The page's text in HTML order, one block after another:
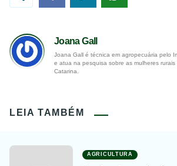
Joana Gall
Joana Gall é técnica em agropecuária pelo
e atua na pesquisa sobre as mulheres
Catarina.
LEIA TAMBÉM
AGRICULTURA